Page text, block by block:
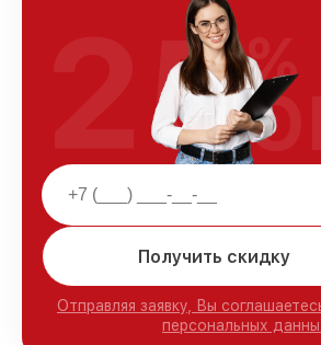
Получить скидку
Отправляя заявку, Вы
персональных
25%